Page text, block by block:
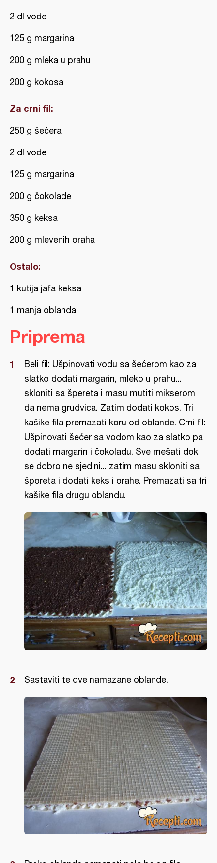
2 dl vode
125 g margarina
200 g mleka u prahu
200 g kokosa
Za crni fil:
250 g šećera
2 dl vode
125 g margarina
200 g čokolade
350 g keksa
200 g mlevenih oraha
Ostalo:
1 kutija jafa keksa
1 manja oblanda
Priprema
Beli fil: Ušpinovati vodu sa šećerom kao za
slatko dodati margarin, mleko u prahu...
skloniti sa špereta i masu mutiti mikserom
da nema grudvica. Zatim dodati kokos. Tri
kašike fila premazati koru od oblande. Crni fil:
Ušpinovati šećer sa vodom kao za slatko pa
dodati margarin i čokoladu. Sve mešati dok
se dobro ne sjedini... zatim masu skloniti sa
šporeta i dodati keks i orahe. Premazati sa tri
kašike fila drugu oblandu.
Sastaviti te dve namazane oblande.